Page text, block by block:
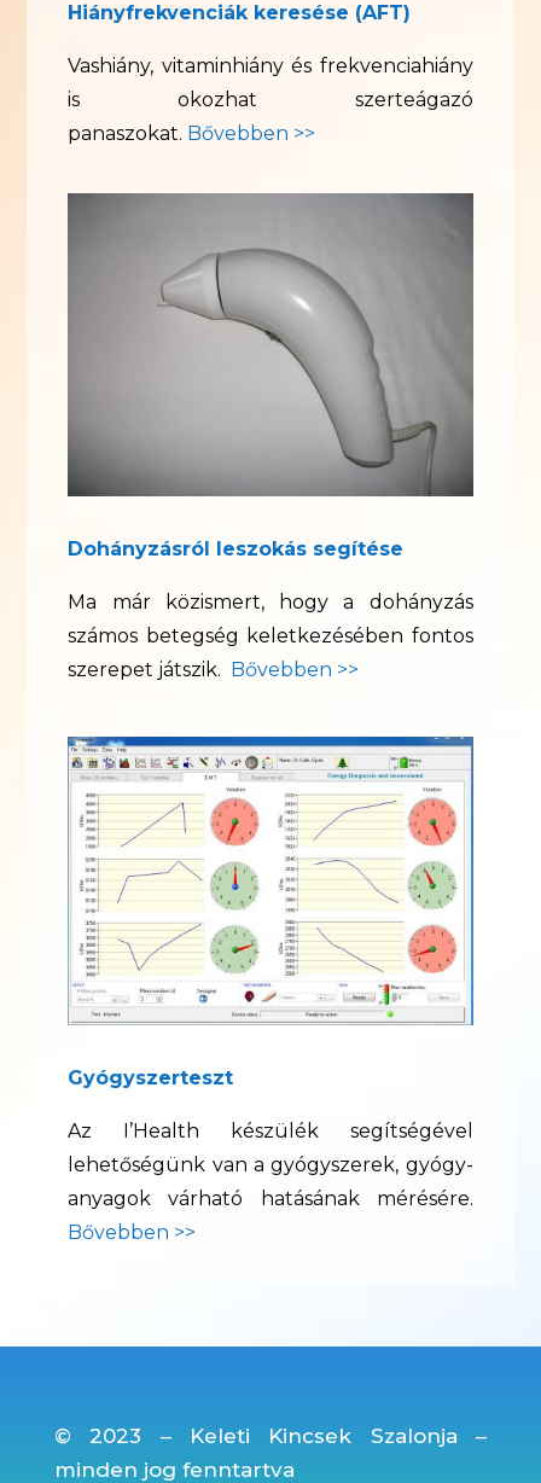
Hiányfrekvenciák keresése (AFT)
Vashiány, vitaminhiány és frekvenciahiány
is okozhat szerteágazó
panaszokat. Bővebben >>
Dohányzásról leszokás segítése
Ma már közismert, hogy a dohányzás
számos betegség keletkezésében fontos
szerepet játszik.
Bővebben >>
Gyógyszerteszt
Az I’Health készülék segítségével
lehetőségünk van a gyógyszerek, gyógy-
anyagok várható hatásának mérésére.
Bővebben >>
© 2023 – Keleti Kincsek Szalonja –
minden jog fenntartva